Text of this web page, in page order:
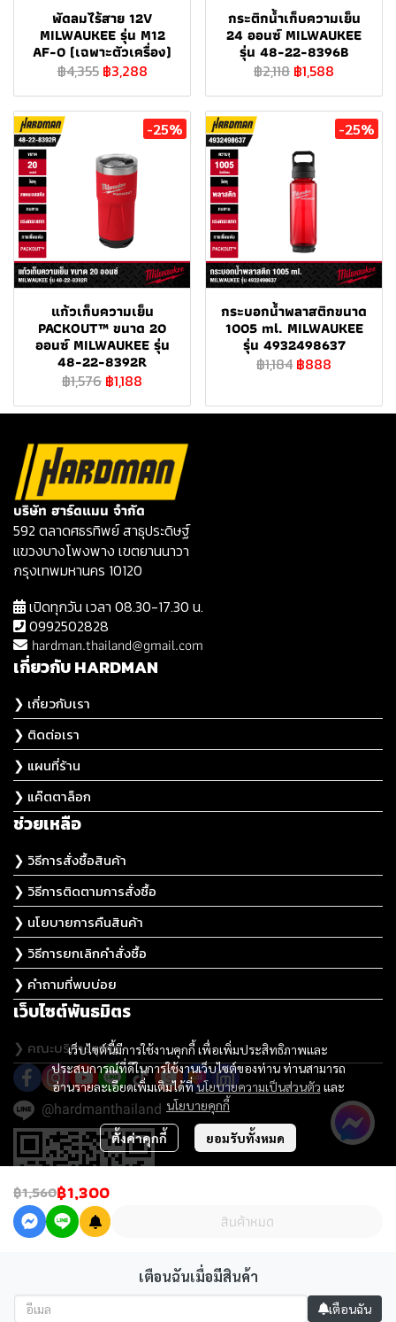
พัดลมไร้สาย 12V
MILWAUKEE รุ่น M12
AF-0 (เฉพาะตัวเครื่อง)
฿4,355 ฿3,288
กระติกน้ำเก็บความเย็น
24 ออนซ์ MILWAUKEE
รุ่น 48-22-8396B
฿2,118 ฿1,588
-25%
แก้วเก็บความเย็น
PACKOUT™ ขนาด 20
ออนซ์ MILWAUKEE รุ่น
48-22-8392R
฿1,576 ฿1,188
-25%
กระบอกน้ำพลาสติกขนาด
1005 ml. MILWAUKEE
รุ่น 4932498637
฿1,184 ฿888
฿1,560฿1,300
สินค้าหมด
เตือนฉันเมื่อมีสินค้า
เตือนฉัน
เว็บไซต์นี้มีการใช้งานคุกกี้ เพื่อเพิ่มประสิทธิภาพและ
ประสบการณ์ที่ดีในการใช้งานเว็บไซต์ของท่าน ท่านสามารถ
อ่านรายละเอียดเพิ่มเติมได้ที่นโยบายความเป็นส่วนตัว และ
นโยบายคุกกี้
ตั้งค่าคุกกี้ ยอมรับทั้งหมด
บริษัท ฮาร์ดแมน จำกัด
592 ตลาดศธรทิพย์ สาธุประดิษฐ์
แขวงบางโพงพาง เขตยานนาวา
กรุงเทพมหานคร 10120
เปิดทุกวัน เวลา 08.30-17.30 น.
0992502828
hardman.thailand@gmail.com
เกี่ยวกับ HARDMAN
❯ เกี่ยวกับเรา
❯ ติดต่อเรา
❯ แผนที่ร้าน
❯ แค๊ตตาล็อก
ช่วยเหลือ
❯ วิธีการสั่งซื้อสินค้า
❯ วิธีการติดตามการสั่งซื้อ
❯ นโยบายการคืนสินค้า
❯ วิธีการยกเลิกคำสั่งซื้อ
❯ คำถามที่พบบ่อย
เว็บไซต์พันธมิตร
❯ คณะบริหารธุรกิจ
@hardmanthailand
@2023 Hardman เครื่องมือช่าง เครื่องมือไฟฟ้า ประปา อุปกรณ์ช่าง ครบวงจร. All rights